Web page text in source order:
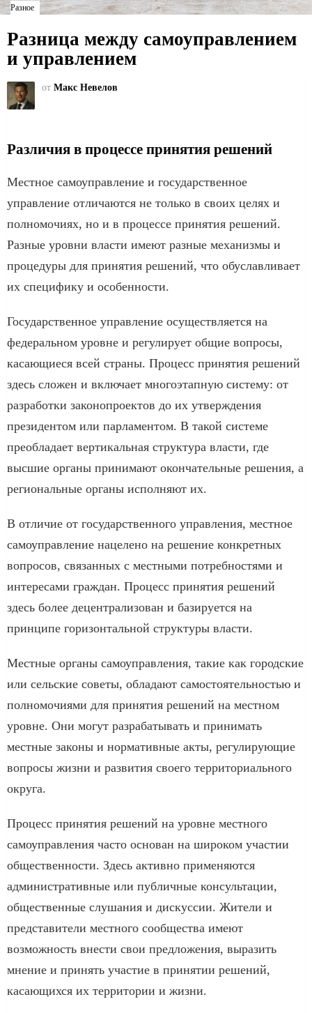
Разное
Разница между самоуправлением
и управлением
от Макс Невелов
Различия в процессе принятия решений
Местное самоуправление и государственное
управление отличаются не только в своих целях и
полномочиях, но и в процессе принятия решений.
Разные уровни власти имеют разные механизмы и
процедуры для принятия решений, что обуславливает
их специфику и особенности.
Государственное управление осуществляется на
федеральном уровне и регулирует общие вопросы,
касающиеся всей страны. Процесс принятия решений
здесь сложен и включает многоэтапную систему: от
разработки законопроектов до их утверждения
президентом или парламентом. В такой системе
преобладает вертикальная структура власти, где
высшие органы принимают окончательные решения, а
региональные органы исполняют их.
В отличие от государственного управления, местное
самоуправление нацелено на решение конкретных
вопросов, связанных с местными потребностями и
интересами граждан. Процесс принятия решений
здесь более децентрализован и базируется на
принципе горизонтальной структуры власти.
Местные органы самоуправления, такие как городские
или сельские советы, обладают самостоятельностью и
полномочиями для принятия решений на местном
уровне. Они могут разрабатывать и принимать
местные законы и нормативные акты, регулирующие
вопросы жизни и развития своего территориального
округа.
Процесс принятия решений на уровне местного
самоуправления часто основан на широком участии
общественности. Здесь активно применяются
административные или публичные консультации,
общественные слушания и дискуссии. Жители и
представители местного сообщества имеют
возможность внести свои предложения, выразить
мнение и принять участие в принятии решений,
касающихся их территории и жизни.